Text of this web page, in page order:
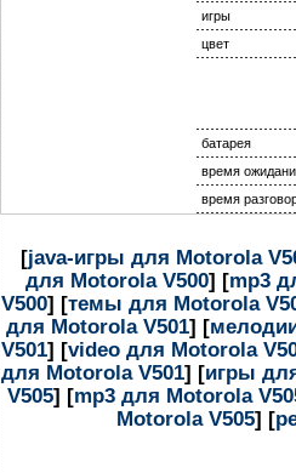
игры
цвет
батарея
время
время
[java-игры для Motorola
для Motorola V500] [mp3
V500] [темы для Motorola
для Motorola V501] [
V501] [video для Motorola
для Motorola V501] [игры
V505] [mp3 для Motorola
Motorola V505] [